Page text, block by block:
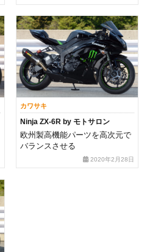
カワサキ
Ninja ZX-6R by モトサロン
欧州製高機能パーツを高次元で
バランスさせる
2020年2月28日